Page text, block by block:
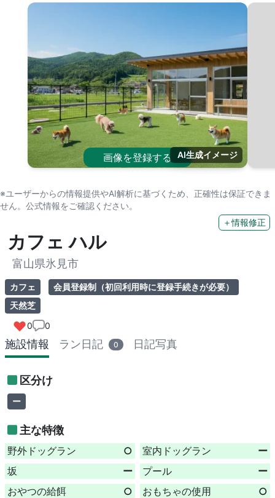
画像を登録する AI生成イメージ
※ユーザーからの情報提供やAI解析に基づくため、正確性は保証できま
せん。公式情報をご確認ください。
＋情報修正
カフェ ハル
富山県氷見市
カフェ
会員登録制（初回利用時に登録手続きが必要）
天然芝
0
0
施設情報 ラン日記 0 日記写真
区分け
ー
主な特徴
野外ドッグラン ○ 室内ドッグラン
ー
坂
ー プール
ー
おやつの給餌
○ おもちゃの使用
○